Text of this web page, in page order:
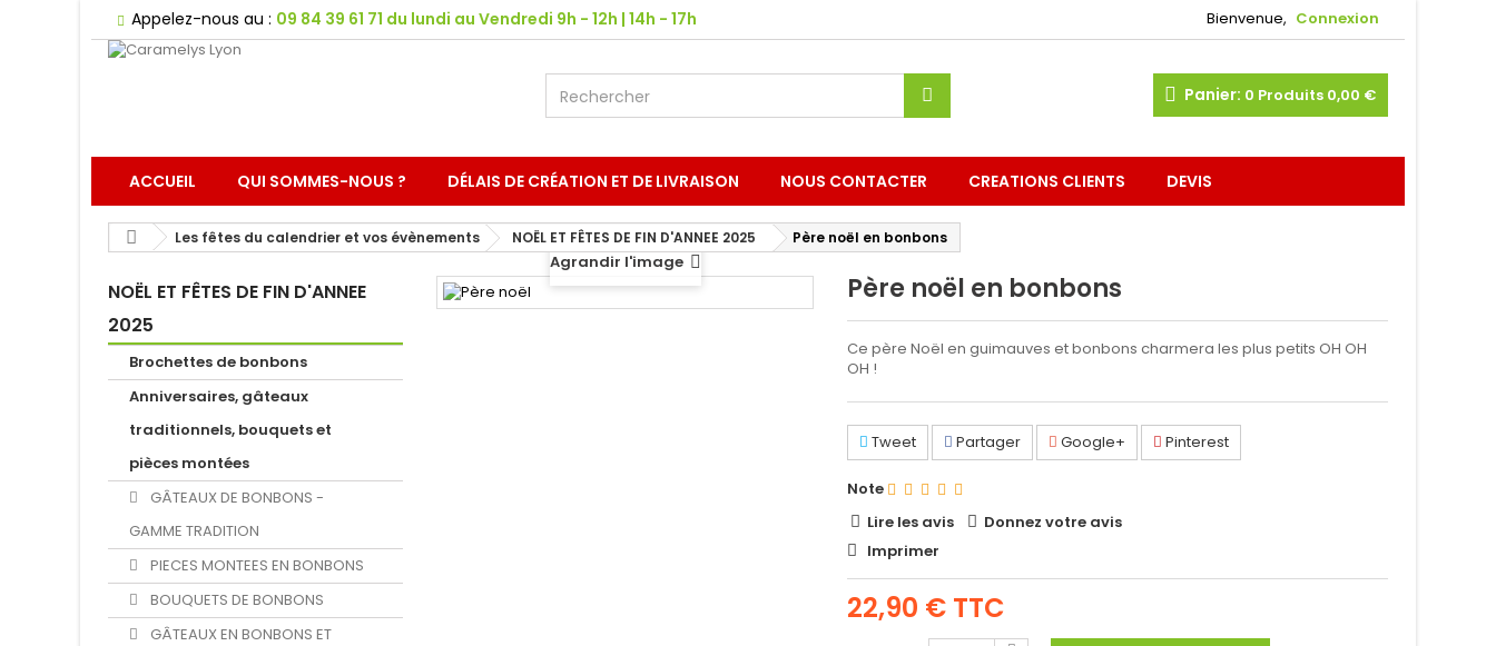
Bienvenue, Connexion
Appelez-nous au : 09 84 39 61 71 du lundi au Vendredi 9h - 12h | 14h - 17h
Panier: 0 Produits 0,00 €
ACCUEIL QUI SOMMES-NOUS ? DÉLAIS DE CRÉATION ET DE LIVRAISON NOUS CONTACTER CREATIONS CLIENTS DEVIS
Les fêtes du calendrier et vos évènements NOËL ET FÊTES DE FIN D'ANNEE 2025 Père noël en bonbons
NOËL ET FÊTES DE FIN D'ANNEE
2025
Brochettes de bonbons
Anniversaires, gâteaux
traditionnels, bouquets et
pièces montées
GÂTEAUX DE BONBONS -
GAMME TRADITION
PIECES MONTEES EN BONBONS
BOUQUETS DE BONBONS
GÂTEAUX EN BONBONS ET
Agrandir l'image
Père noël en bonbons
Ce père Noël en guimauves et bonbons charmera les plus petits OH OH
OH !
Tweet Partager Google+ Pinterest
Note
Lire les avis
Donnez votre avis
Imprimer
22,90 € TTC